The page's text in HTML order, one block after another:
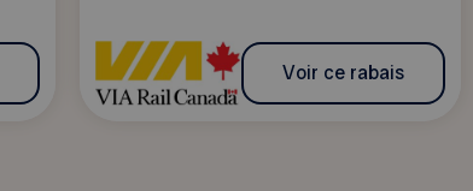
Voir ce rabais